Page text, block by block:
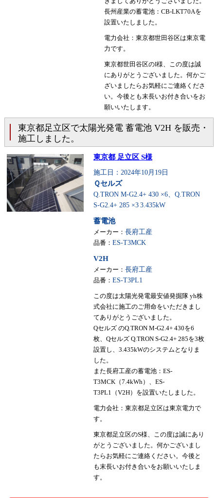
長州産業の蓄電池：CB-LKT70Aを
設置いたしました。
電力会社：東京都世田谷区は東京電
力です。
東京都世田谷区のI様、この度は誠
にありがとうございました。何かご
ざいましたらお気軽にご連絡くださ
い。今後とも末長いお付き合いをお
願いいたします。
東京都足立区で太陽光発電 蓄電池 V2H を販売・
施工しました。
東京都 足立区 S様
施工日：2024年10月19日
Ｑセルズ
Q.TRON M-G2.4+ 430 ×6、Q.TRON
S-G2.4+ 285 ×3 3.435kW
蓄電池
メーカー： 長府工産
品番： ES-T3MCK
V2H
メーカー： 長府工産
品番： ES-T3PL1
この度は太陽光発電最安値発掘隊 yh株
式会社に施工のご用命をいただきまし
てありがとうございました。
Qセルズ のQ.TRON M-G2.4+ 430を6
枚、Qセルズ Q.TRON S-G2.4+ 285を3枚
設置し、3.435kWのシステムとなりま
した。
また長府工産の蓄電池：ES-
T3MCK（7.4kWh）、ES-
T3PL1（V2H）を設置いたしました。
電力会社：東京都足立区は東京電力で
す。
東京都足立区のS様、この度は誠にあり
がとうございました。何かございまし
たらお気軽にご連絡ください。今後と
も末長いお付き合いをお願いいたしま
す。